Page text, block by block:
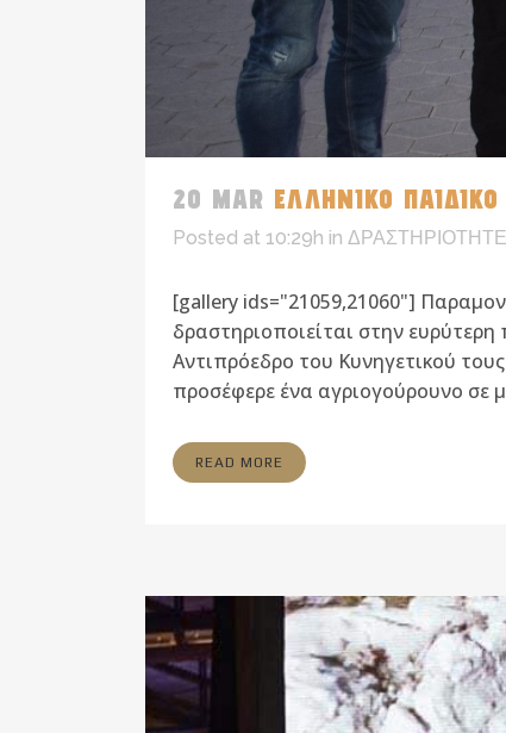
20 MAR ΕΛΛΗΝΙΚΟ
Posted at 10:29h in
[gallery ids="21059,21060"]
δραστηριοποιείται στην
Αντιπρόεδρο του Κυνηγετικού
προσέφερε ένα αγριογούρουνο σε
READ MORE